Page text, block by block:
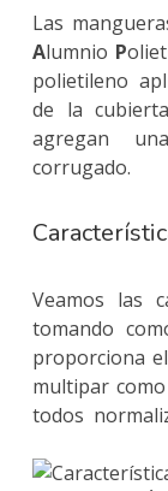
Las
Alumnio P
polietileno
de la
agregan
corrugado.
Veamos las
tomando
proporciona
multipar
todos